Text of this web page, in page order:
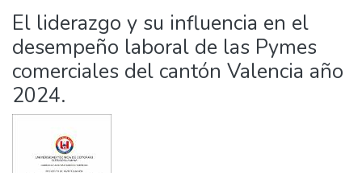
El liderazgo y su influencia en el
desempeño laboral de las Pymes
comerciales del cantón Valencia año
2024.